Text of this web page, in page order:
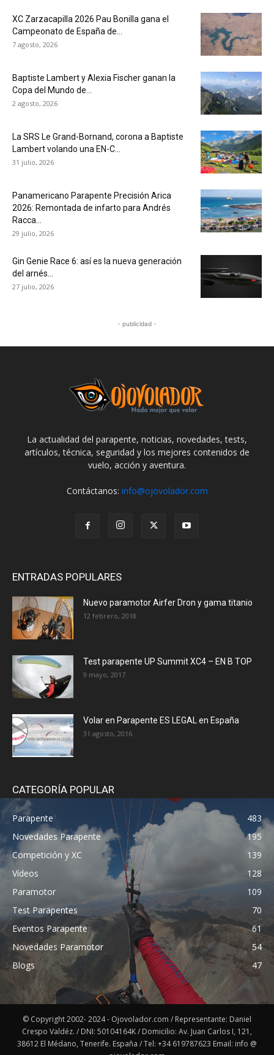
XC Zarzacapilla 2026 Pau Bonilla gana el
Campeonato de España de...
7 agosto, 2026
Baptiste Lambert y Alexia Fischer ganan la
Copa del Mundo de...
2 agosto, 2026
La SRS Le Grand-Bornand, corona a Baptiste
Lambert volando una EN-C...
31 julio, 2026
Panamericano Parapente Precisión Arica
2026: Remontada de infarto para Andrés
Racca...
29 julio, 2026
Gin Genie Race 6: así es la nueva generación
del arnés...
27 julio, 2026
- publicidad -
La actualidad del parapente, noticias, novedades, tests,
artículos, técnica, seguridad y los mejores contenidos de
vuelo, acción y aventura.
Contáctanos: info@ojovolador.com
ENTRADAS POPULARES
Nuevo paramotor Airfer Dron y gama titanio
12 febrero, 2018
Test parapente UP Summit XC4 – EN B TOP
9 mayo, 2017
Volar en Parapente ES LEGAL en España
31 agosto, 2016
CATEGORÍA POPULAR
Parapente
483
Novedades Parapente
195
Competición y XC
139
Vídeos
128
Paramotor
109
Test Parapentes
70
Eventos Parapente
61
Novedades Paramotor
54
Blogs
47
© Copyright 2002- 2024 - Ojovolador.com / Representante: Daniel
Crespo Valdéz. / DNI: 50104164K / Domicilio: Av. Juan Carlos I, 121,
38612 El Médano, Tenerife. España / Tel: +34 619787623 Email: info @